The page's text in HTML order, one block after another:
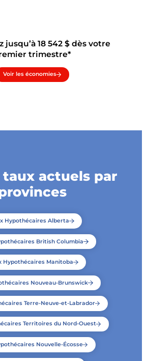
jusqu’à 18 542 $ dès votre
trimestre*
Voir les économies
taux actuels par
Hypothécaires Alberta
British Columbia
Hypothécaires Manitoba
Nouveau-Brunswick
Terre-Neuve-et-Labrador
Territoires du Nord-Ouest
Nouvelle-Écosse